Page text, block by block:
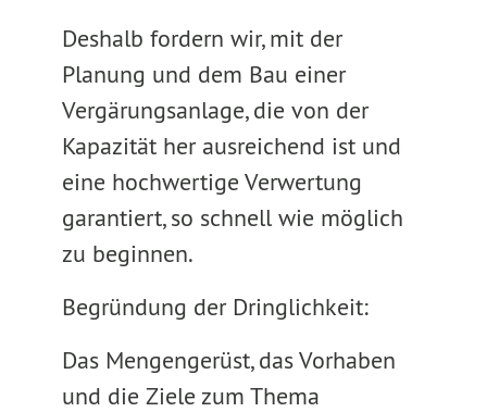
Deshalb fordern wir, mit der
Planung und dem Bau einer
Vergärungsanlage, die von der
Kapazität her ausreichend ist und
eine hochwertige Verwertung
garantiert, so schnell wie möglich
zu beginnen.
Begründung der Dringlichkeit:
Das Mengengerüst, das Vorhaben
und die Ziele zum Thema